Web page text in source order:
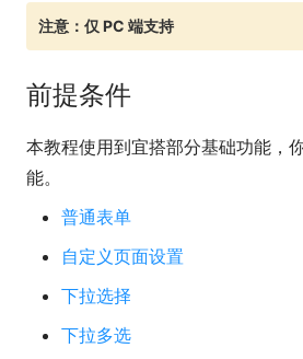
注意：仅 PC 端支持
前提条件
本教程使用到宜搭部分基础功能，
能。
普通表单
自定义页面设置
下拉选择
下拉多选